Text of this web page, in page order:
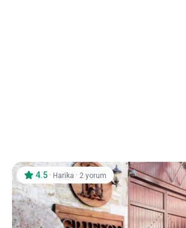
4.5 · Harika · 2 yorum